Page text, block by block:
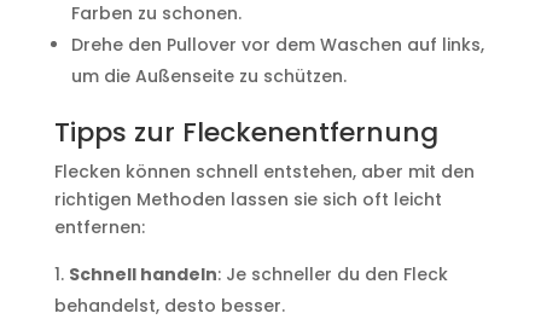
Farben zu schonen.
Drehe den Pullover vor dem Waschen auf links,
um die Außenseite zu schützen.
Tipps zur Fleckenentfernung
Flecken können schnell entstehen, aber mit den
richtigen Methoden lassen sie sich oft leicht
entfernen:
Schnell handeln: Je schneller du den Fleck
behandelst, desto besser.